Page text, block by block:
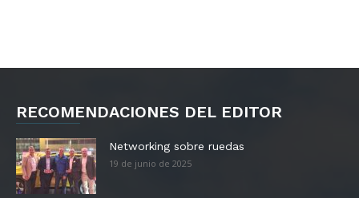
RECOMENDACIONES DEL EDITOR
Networking sobre ruedas
19 de junio de 2025